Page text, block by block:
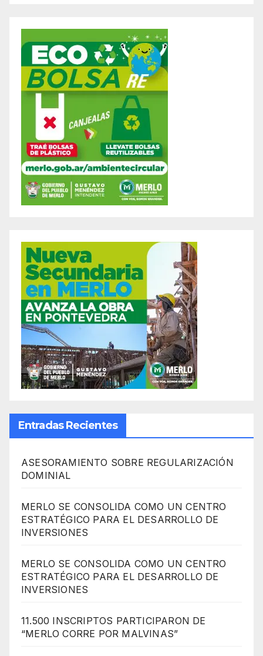
Entradas Recientes
ASESORAMIENTO SOBRE REGULARIZACIÓN
DOMINIAL
MERLO SE CONSOLIDA COMO UN CENTRO
ESTRATÉGICO PARA EL DESARROLLO DE
INVERSIONES
MERLO SE CONSOLIDA COMO UN CENTRO
ESTRATÉGICO PARA EL DESARROLLO DE
INVERSIONES
11.500 INSCRIPTOS PARTICIPARON DE
“MERLO CORRE POR MALVINAS”